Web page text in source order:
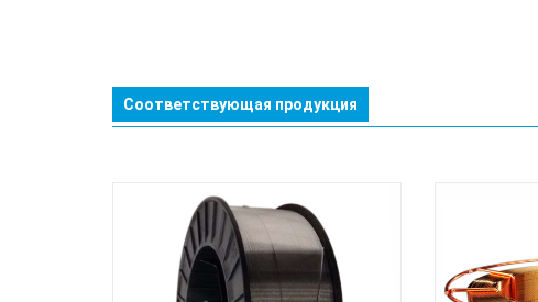
Соответствующая продукция